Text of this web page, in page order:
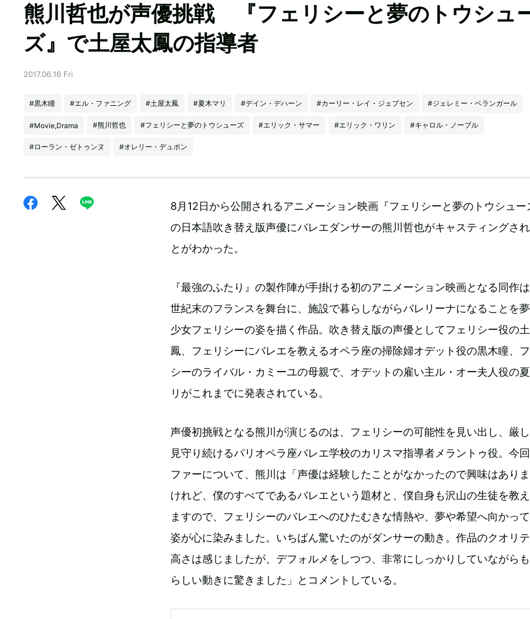
熊川哲也が声優挑戦 『フェリシーと夢のトウシュ
ズ』で土屋太鳳の指導者
2017.06.16 Fri
#黒木瞳 #エル・ファニング #土屋太鳳 #夏木マリ #デイン・デハーン #カーリー・レイ・ジェプセン #ジェレミー・ベランガール
#Movie,Drama #熊川哲也 #フェリシーと夢のトウシューズ #エリック・サマー #エリック・ワリン #キャロル・ノーブル
#ローラン・ゼトゥンヌ #オレリー・デュポン
8月12日から公開されるアニメーション映画『フェリシーと夢のトウシュー
の日本語吹き替え版声優にバレエダンサーの熊川哲也がキャスティングされ
とがわかった。
『最強のふたり』の製作陣が手掛ける初のアニメーション映画となる同作
世紀末のフランスを舞台に、施設で暮らしながらバレリーナになることを
少女フェリシーの姿を描く作品。吹き替え版の声優としてフェリシー役の
鳳、フェリシーにバレエを教えるオペラ座の掃除婦オデット役の黒木瞳、
シーのライバル・カミーユの母親で、オデットの雇い主ル・オー夫人役の
リがこれまでに発表されている。
声優初挑戦となる熊川が演じるのは、フェリシーの可能性を見い出し、厳
見守り続けるパリオペラ座バレエ学校のカリスマ指導者メラントゥ役。今
ファーについて、熊川は「声優は経験したことがなかったので興味はあり
けれど、僕のすべてであるバレエという題材と、僕自身も沢山の生徒を教
ますので、フェリシーのバレエへのひたむきな情熱や、夢や希望へ向かって
姿が心に染みました。いちばん驚いたのがダンサーの動き。作品のクオリ
高さは感じましたが、デフォルメをしつつ、非常にしっかりしていながら
らしい動きに驚きました」とコメントしている。